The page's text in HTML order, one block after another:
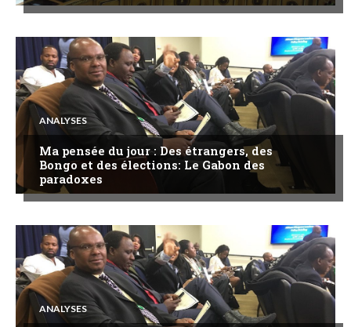
ANALYSES
Ma pensée du jour : Des étrangers, des
Bongo et des élections: Le Gabon des
paradoxes
ANALYSES